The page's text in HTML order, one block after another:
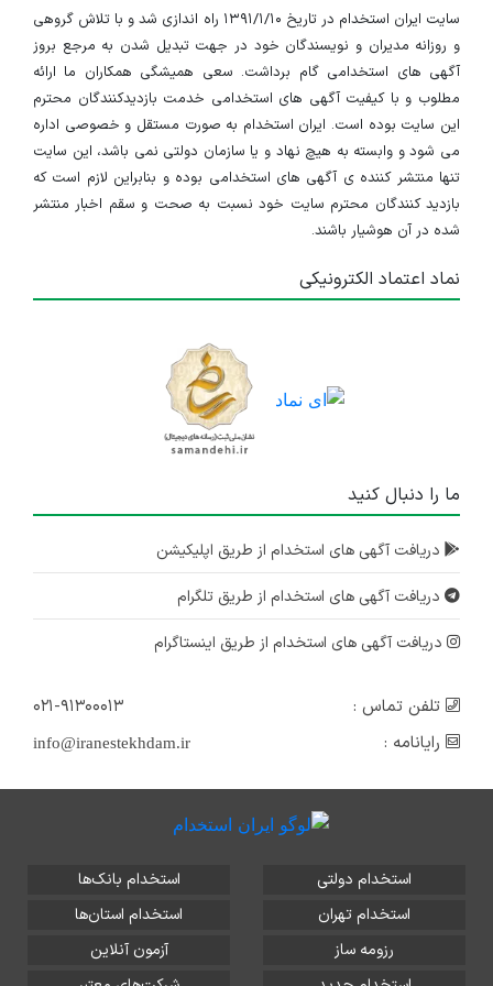
سایت ایران استخدام در تاریخ ۱۳۹۱/۱/۱۰ راه اندازی شد و با تلاش گروهی
و روزانه مدیران و نویسندگان خود در جهت تبدیل شدن به مرجع بروز
آگهی های استخدامی گام برداشت. سعی همیشگی همکاران ما ارائه
مطلوب و با کیفیت آگهی های استخدامی خدمت بازدیدکنندگان محترم
این سایت بوده است. ایران استخدام به صورت مستقل و خصوصی اداره
می شود و وابسته به هیچ نهاد و یا سازمان دولتی نمی باشد، این سایت
تنها منتشر کننده ی آگهی های استخدامی بوده و بنابراین لازم است که
بازدید کنندگان محترم سایت خود نسبت به صحت و سقم اخبار منتشر
شده در آن هوشیار باشند.
نماد اعتماد الکترونیکی
ما را دنبال کنید
دریافت آگهی های استخدام از طریق اپلیکیشن
دریافت آگهی های استخدام از طریق تلگرام
دریافت آگهی های استخدام از طریق اینستاگرام
تلفن تماس :
۰۲۱-۹۱۳۰۰۰۱۳
رایانامه :
info@iranestekhdam.ir
استخدام دولتی
استخدام بانک‌ها
استخدام تهران
استخدام استان‌ها
رزومه ساز
آزمون آنلاین